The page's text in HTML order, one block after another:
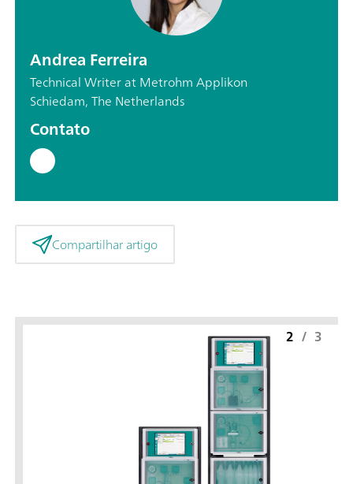
Andrea Ferreira
Technical Writer at Metrohm Applikon
Schiedam, The Netherlands
Contato
Compartilhar artigo
2 / 3